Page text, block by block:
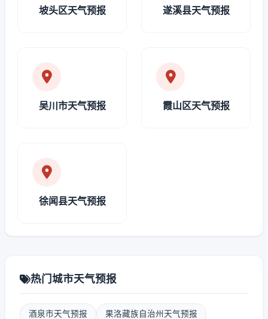
坡头区天气预报 遂溪县天气预报
吴川市天气预报 霞山区天气预报
徐闻县天气预报
热门城市天气预报
酒泉市天气预报 果洛藏族自治州天气预报